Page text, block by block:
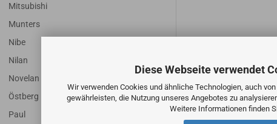
Diese Webseite verwendet
Wir verwenden Cookies und ähnliche Technologien, auch
gewährleisten, die Nutzung unseres Angebotes zu
Weitere Informationen finden
Mitsubishi
Munters
Nibe
Nilan
Novelan
Östberg
Paul